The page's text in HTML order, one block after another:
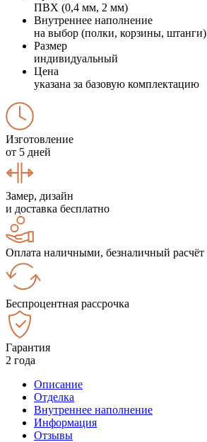
ПВХ (0,4 мм, 2 мм)
Внутреннее наполнение
на выбор (полки, корзины, штанги)
Размер
индивидуальный
Цена
указана за базовую комплектацию
Изготовление
от 5 дней
Замер, дизайн
и доставка бесплатно
Оплата наличными, безналичный расчёт
Беспроцентная рассрочка
Гарантия
2 года
Описание
Отделка
Внутреннее наполнение
Информация
Отзывы